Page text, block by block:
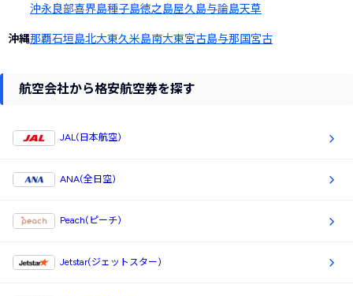
沖永良部喜界島種子島徳之島屋久島与論島天草
沖縄那覇石垣島北大東久米島南大東宮古島与那国宮古
航空会社から格安航空券を探す
JAL(日本航空)
ANA(全日空)
Peach(ピーチ)
Jetstar(ジェットスター)